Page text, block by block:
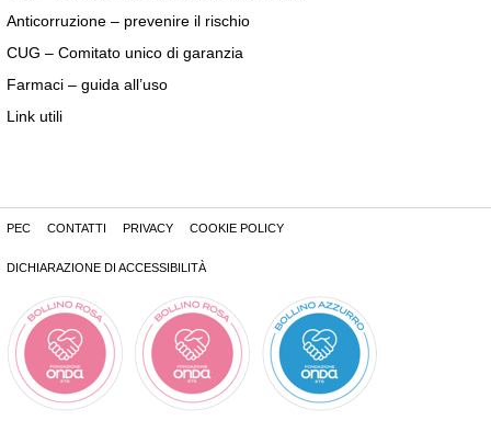
Anticorruzione – prevenire il rischio
CUG – Comitato unico di garanzia
Farmaci – guida all’uso
Link utili
PEC CONTATTI PRIVACY COOKIE POLICY
DICHIARAZIONE DI ACCESSIBILITÀ